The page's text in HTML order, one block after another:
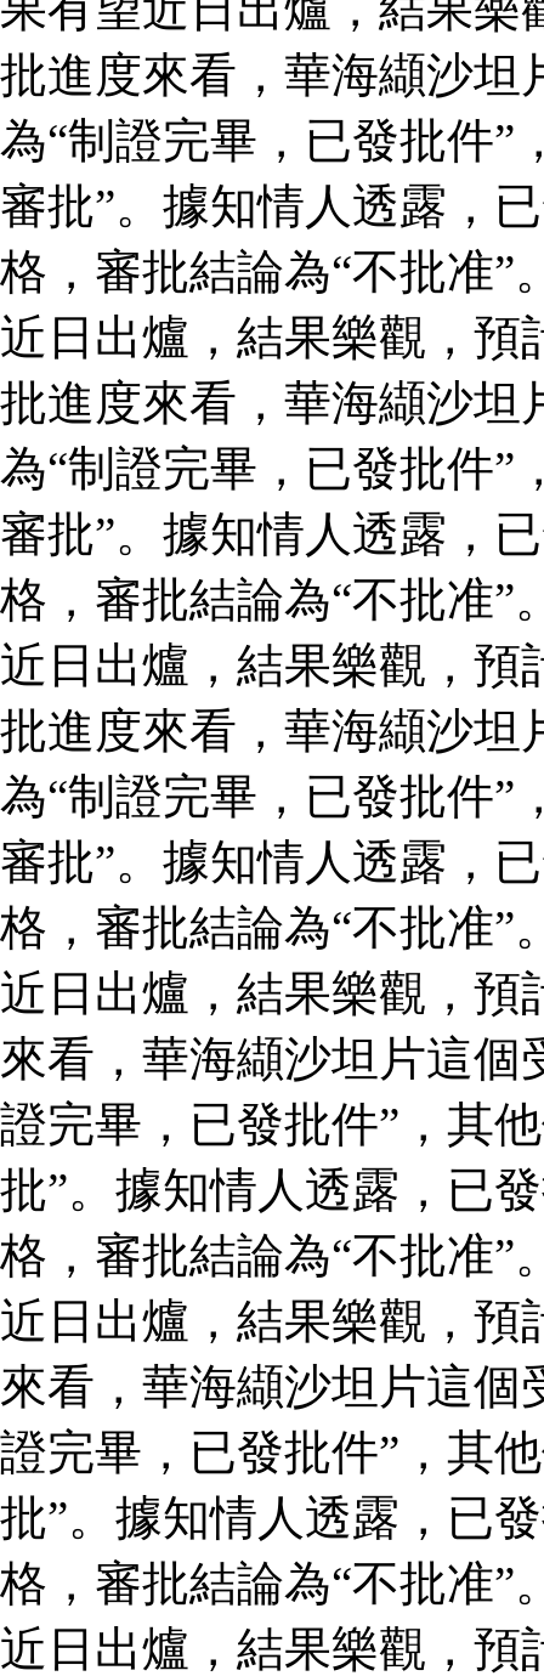
批進度來看，華海纈沙坦
為“制證完畢，已發批件”
審批”。據知情人透露，
格，審批結論為“不批准”
近日出爐，結果樂觀，
批進度來看，華海纈沙坦
為“制證完畢，已發批件”
審批”。據知情人透露，
格，審批結論為“不批准”
近日出爐，結果樂觀，
批進度來看，華海纈沙坦
為“制證完畢，已發批件”
審批”。據知情人透露，
格，審批結論為“不批准”
近日出爐，結果樂觀，預
來看，華海纈沙坦片這個
證完畢，已發批件”，其
批”。據知情人透露，已
格，審批結論為“不批准”
近日出爐，結果樂觀，預
來看，華海纈沙坦片這個
證完畢，已發批件”，其
批”。據知情人透露，已
格，審批結論為“不批准”
近日出爐，結果樂觀，預